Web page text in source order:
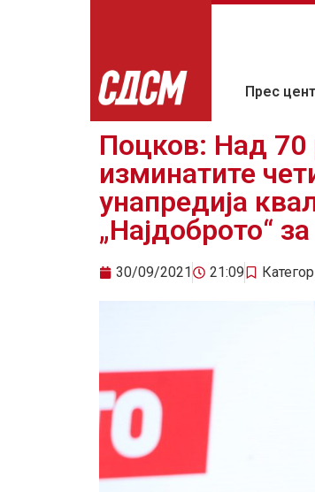
Прес
Поцков: Над 70
изминатите
унапредија
„Најдоброто“
30/09/2021 21:09